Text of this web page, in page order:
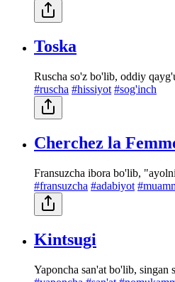
Toska
Ruscha so'z bo'lib, oddiy
#ruscha #hissiyot #sog'inch
Cherchez la
Fransuzcha ibora bo'lib,
#fransuzcha #adabiyot
Kintsugi
Yaponcha san'at bo'lib,